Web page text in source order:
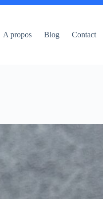
A propos Blog Contact